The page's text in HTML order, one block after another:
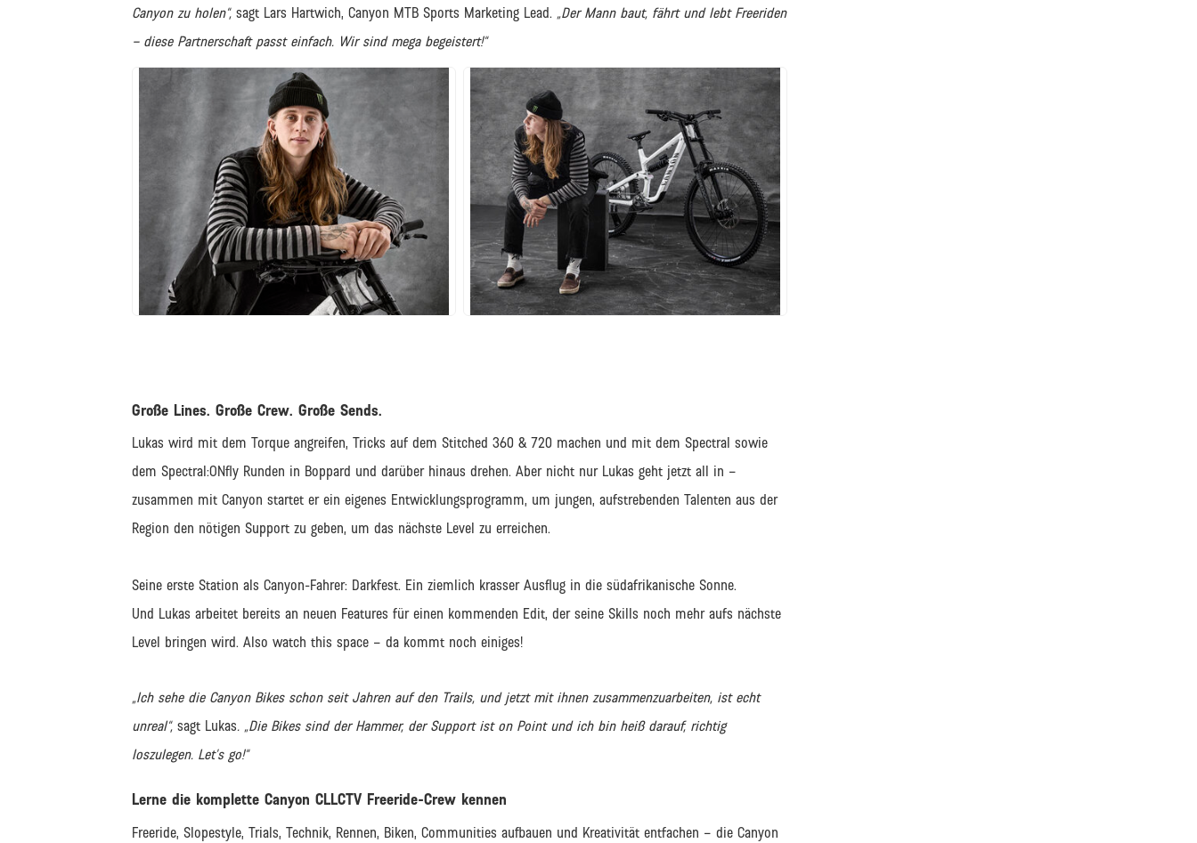
Canyon zu holen“, sagt Lars Hartwich, Canyon MTB Sports Marketing Lead. „Der Mann baut, fährt und lebt Freeriden
– diese Partnerschaft passt einfach. Wir sind mega begeistert!“
JPG JPG
Große Lines. Große Crew. Große Sends.
Lukas wird mit dem Torque angreifen, Tricks auf dem Stitched 360 & 720 machen und mit dem Spectral sowie
dem Spectral:ONfly Runden in Boppard und darüber hinaus drehen. Aber nicht nur Lukas geht jetzt all in –
zusammen mit Canyon startet er ein eigenes Entwicklungsprogramm, um jungen, aufstrebenden Talenten aus der
Region den nötigen Support zu geben, um das nächste Level zu erreichen.
Seine erste Station als Canyon-Fahrer: Darkfest. Ein ziemlich krasser Ausflug in die südafrikanische Sonne.
Und Lukas arbeitet bereits an neuen Features für einen kommenden Edit, der seine Skills noch mehr aufs nächste
Level bringen wird. Also watch this space – da kommt noch einiges!
„Ich sehe die Canyon Bikes schon seit Jahren auf den Trails, und jetzt mit ihnen zusammenzuarbeiten, ist echt
unreal“, sagt Lukas. „Die Bikes sind der Hammer, der Support ist on Point und ich bin heiß darauf, richtig
loszulegen. Let’s go!“
Lerne die komplette Canyon CLLCTV Freeride-Crew kennen
Freeride, Slopestyle, Trials, Technik, Rennen, Biken, Communities aufbauen und Kreativität entfachen – die Canyon